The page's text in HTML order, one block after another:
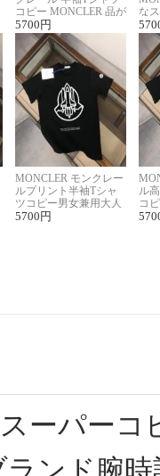
コピー MONCLER 品が
良く見た目
5700 円
な
ル
MONCLER モンクレー
ルプリント半袖Tシャ
ツコピー男女兼用大人
可愛い春夏コーデ
5700 円
ル
コ
ィ
ーパー